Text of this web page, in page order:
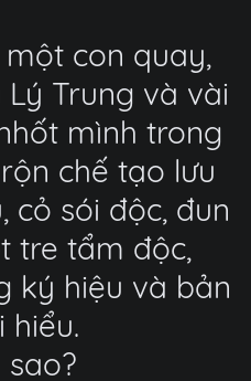
con quay,
Trung và vài
mình trong
chế tạo lưu
cỏ sói độc, đun
tre tẩm độc,
ký hiệu và bản
hiểu.
sao?